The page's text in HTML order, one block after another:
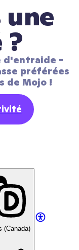
une
?
d'entraide -
préférées
de Mojo !
(Canada)